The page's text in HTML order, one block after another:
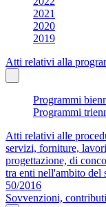
2021
2020
2019
Atti relativi alla
Programmi
Programmi
Atti relativi alle
servizi, forniture,
progettazione, di
tra enti nell'ambito del
50/2016
Sovvenzioni,